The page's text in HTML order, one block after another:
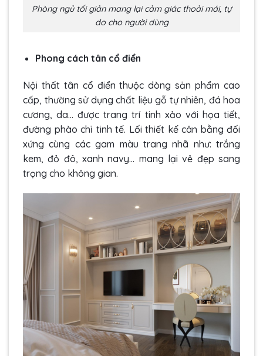
Phòng ngủ tối giản mang lại cảm giác thoải mái, tự
do cho người dùng
Phong cách tân cổ điển
Nội thất tân cổ điển thuộc dòng sản phẩm cao
cấp, thường sử dụng chất liệu gỗ tự nhiên, đá hoa
cương, da… được trang trí tinh xảo với họa tiết,
đường phào chỉ tinh tế. Lối thiết kế cân bằng đối
xứng cùng các gam màu trang nhã như: trắng
kem, đỏ đô, xanh navy… mang lại vẻ đẹp sang
trọng cho không gian.